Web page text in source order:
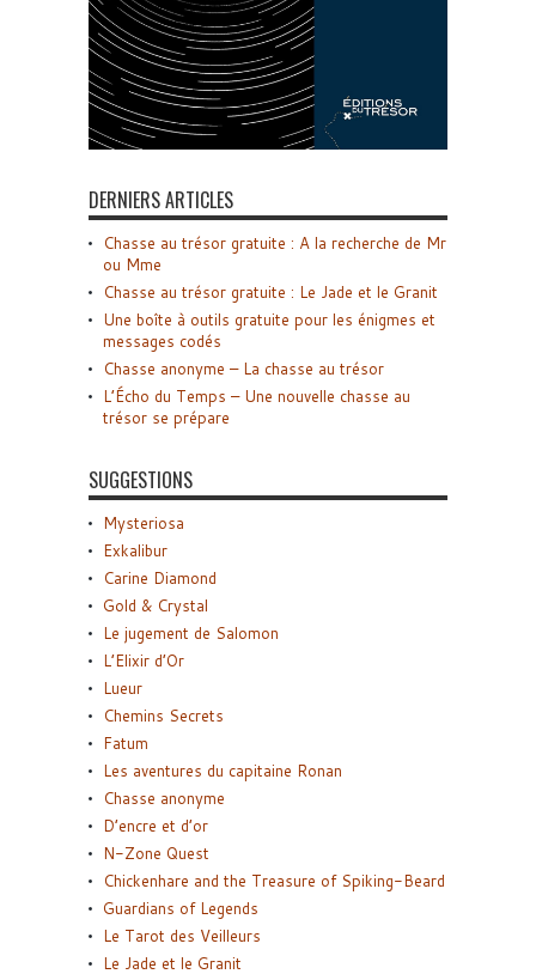
DERNIERS ARTICLES
Chasse au trésor gratuite : A la recherche de Mr
ou Mme
Chasse au trésor gratuite : Le Jade et le Granit
Une boîte à outils gratuite pour les énigmes et
messages codés
Chasse anonyme – La chasse au trésor
L’Écho du Temps – Une nouvelle chasse au
trésor se prépare
SUGGESTIONS
Mysteriosa
Exkalibur
Carine Diamond
Gold & Crystal
Le jugement de Salomon
L’Elixir d’Or
Lueur
Chemins Secrets
Fatum
Les aventures du capitaine Ronan
Chasse anonyme
D’encre et d’or
N-Zone Quest
Chickenhare and the Treasure of Spiking-Beard
Guardians of Legends
Le Tarot des Veilleurs
Le Jade et le Granit